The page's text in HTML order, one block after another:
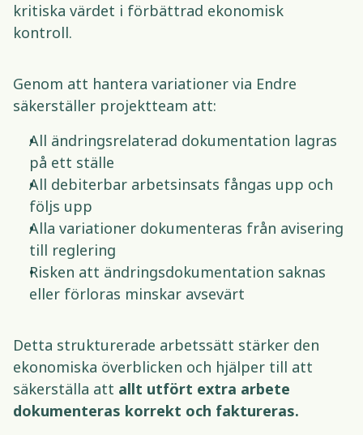
kritiska värdet i förbättrad ekonomisk
kontroll.
Genom att hantera variationer via Endre
säkerställer projektteam att:
All ändringsrelaterad dokumentation lagras
på ett ställe
All debiterbar arbetsinsats fångas upp och
följs upp
Alla variationer dokumenteras från avisering
till reglering
Risken att ändringsdokumentation saknas
eller förloras minskar avsevärt
Detta strukturerade arbetssätt stärker den
ekonomiska överblicken och hjälper till att
säkerställa att allt utfört extra arbete
dokumenteras korrekt och faktureras.